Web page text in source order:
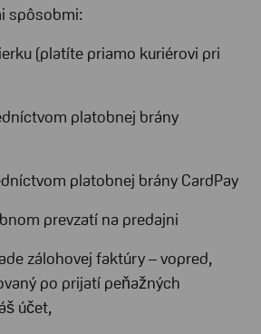
spôsobmi:
(platíte priamo kuriérovi pri
platobnej brány
platobnej brány CardPay
prevzatí na predajni
zálohovej faktúry – vopred,
po prijatí peňažných
účet,